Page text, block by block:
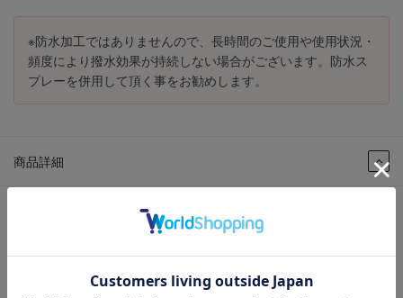
商品詳細
GFL2103V-BLA-230
BLACK
発売シーズン：
2025S/S
※防水加工ではありませんので、長時間のご使用や使用状況・
頻度により撥水効果が持続しない場合がございます。防水ス
プレーを併用して頂く事をお勧めします。